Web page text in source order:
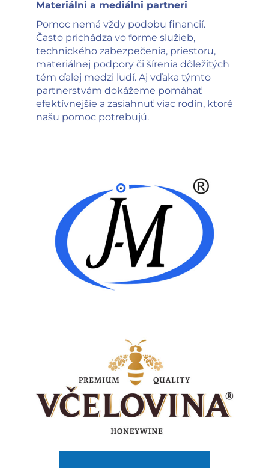
Materiálni a mediálni partneri
Pomoc nemá vždy podobu financií.
Často prichádza vo forme služieb,
technického zabezpečenia, priestoru,
materiálnej podpory či šírenia dôležitých
tém ďalej medzi ľudí. Aj vďaka týmto
partnerstvám dokážeme pomáhať
efektívnejšie a zasiahnuť viac rodín, ktoré
našu pomoc potrebujú.